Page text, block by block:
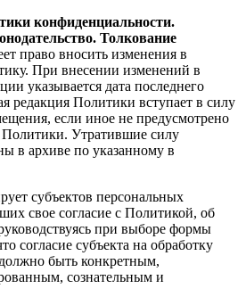
конфиденциальности.
Толкование
право вносить изменения в
При внесении изменений в
указывается дата последнего
редакция Политики вступает в силу
если иное не предусмотрено
Утратившие силу
в архиве по указанному в
субъектов персональных
свое согласие с Политикой, об
при выборе формы
согласие субъекта на обработку
быть конкретным,
сознательным и